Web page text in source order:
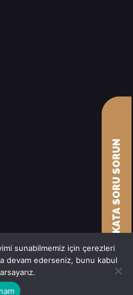
sunabilmemiz için çerezleri
devam ederseniz, bunu kabul
AVUKATA SORU SORUN